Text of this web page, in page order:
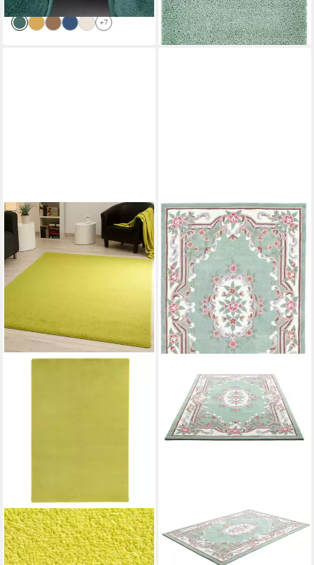
lieferbar - in 2-3 Werktagen bei dir
+7
lieferbar - in 9-11 Werktagen bei
dir
STEFFENSMEIER
Teppich Cambridge Young,
Rechteckig, Kurzflor Teppich,
THEKO
Teppich Ming, rechteckig,
Höhe: 14 mm, handgefertigt,